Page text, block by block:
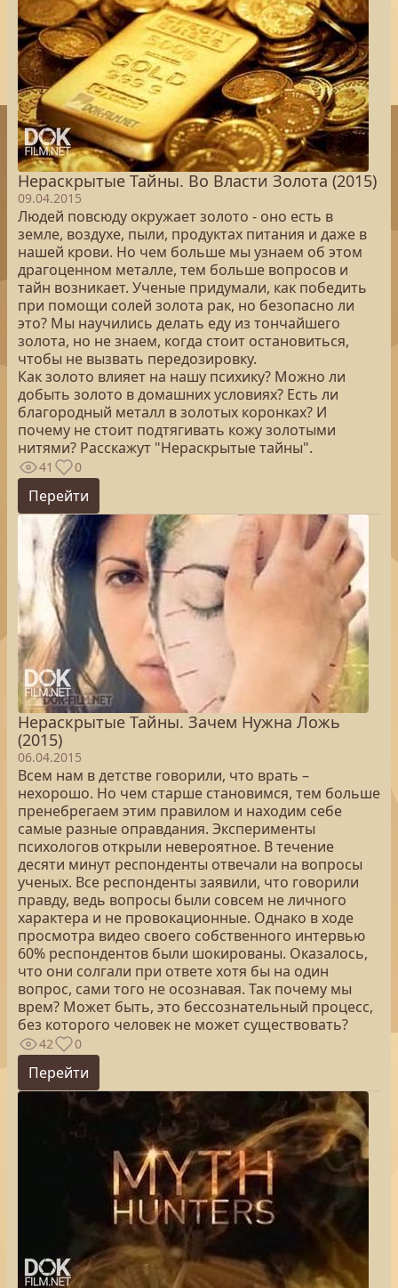
Нераскрытые Тайны. Во Власти Золота (2015)
09.04.2015
Людей повсюду окружает золото - оно есть в
земле, воздухе, пыли, продуктах питания и даже в
нашей крови. Но чем больше мы узнаем об этом
драгоценном металле, тем больше вопросов и
тайн возникает. Ученые придумали, как победить
при помощи солей золота рак, но безопасно ли
это? Мы научились делать еду из тончайшего
золота, но не знаем, когда стоит остановиться,
чтобы не вызвать передозировку.
Как золото влияет на нашу психику? Можно ли
добыть золото в домашних условиях? Есть ли
благородный металл в золотых коронках? И
почему не стоит подтягивать кожу золотыми
нитями? Расскажут "Нераскрытые тайны".
41 0
Перейти
Нераскрытые Тайны. Зачем Нужна Ложь
(2015)
06.04.2015
Всем нам в детстве говорили, что врать –
нехорошо. Но чем старше становимся, тем больше
пренебрегаем этим правилом и находим себе
самые разные оправдания. Эксперименты
психологов открыли невероятное. В течение
десяти минут респонденты отвечали на вопросы
ученых. Все респонденты заявили, что говорили
правду, ведь вопросы были совсем не личного
характера и не провокационные. Однако в ходе
просмотра видео своего собственного интервью
60% респондентов были шокированы. Оказалось,
что они солгали при ответе хотя бы на один
вопрос, сами того не осознавая. Так почему мы
врем? Может быть, это бессознательный процесс,
без которого человек не может существовать?
42 0
Перейти